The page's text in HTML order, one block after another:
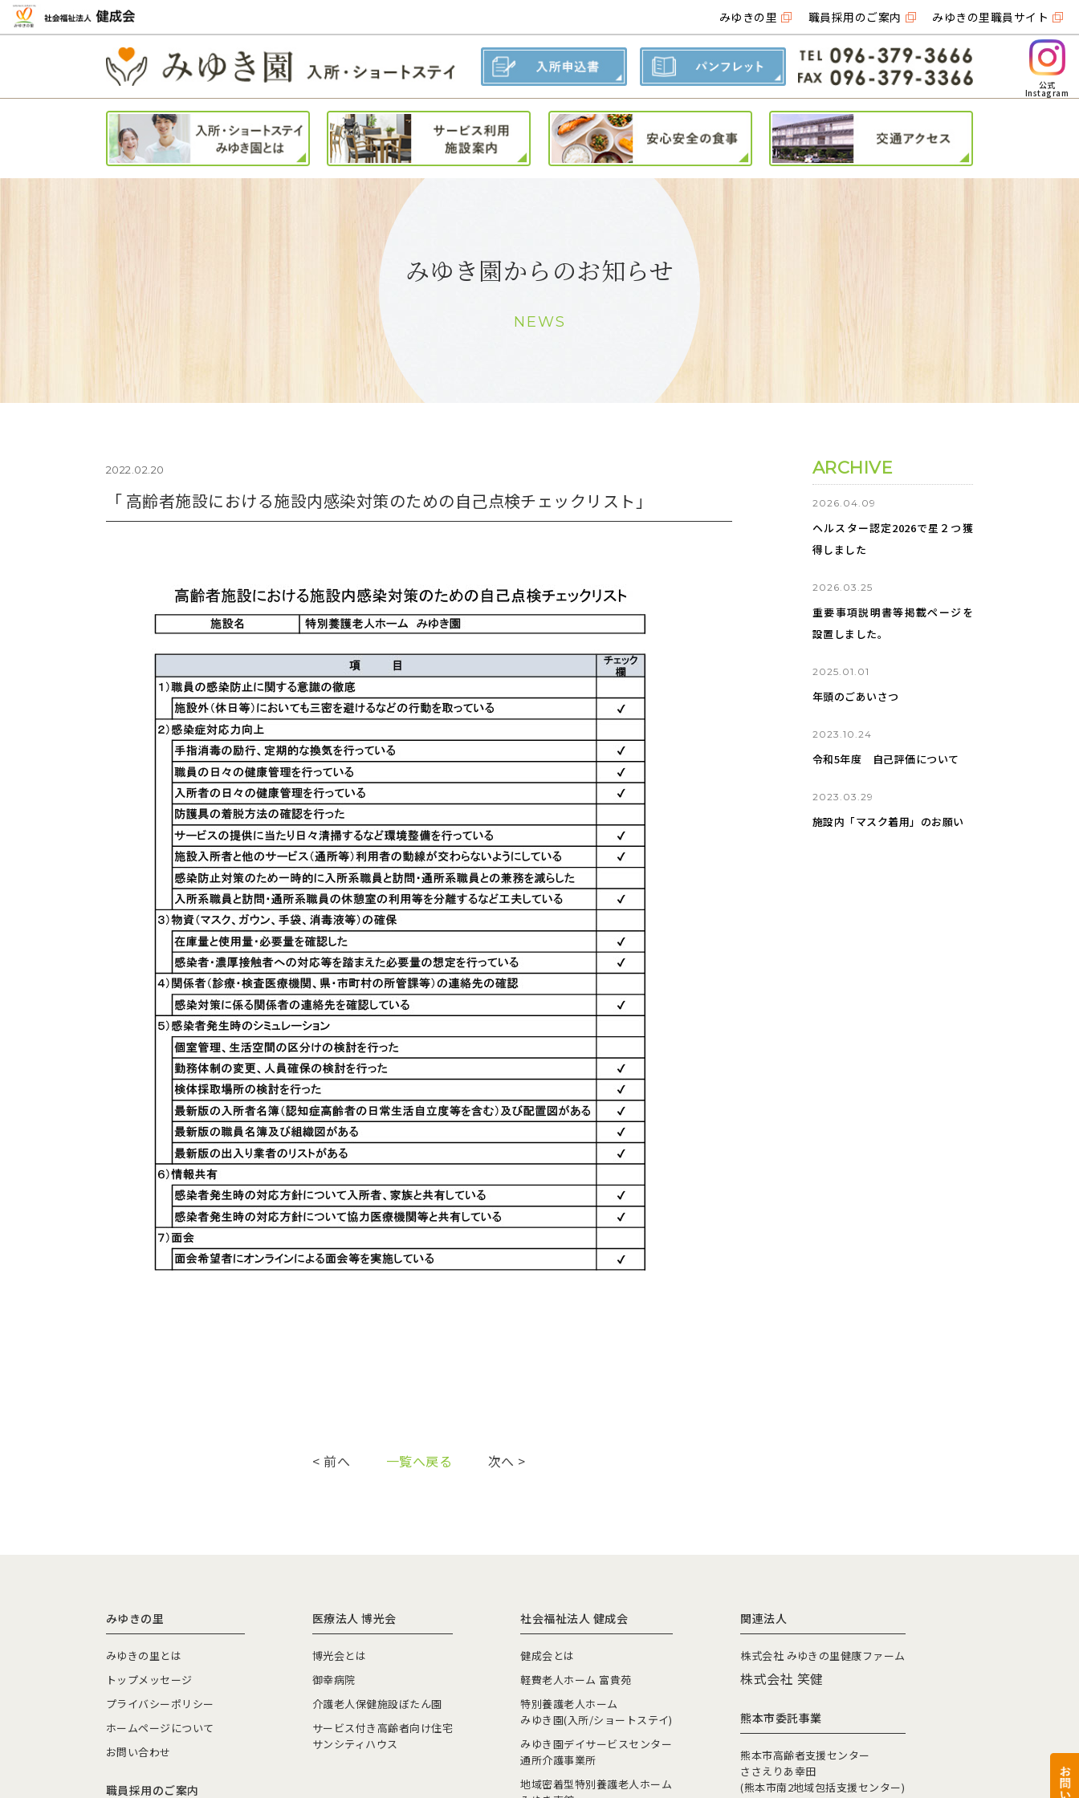
みゆきの里 職員採用のご案内 みゆきの里職員サイト
公式
Instagram
みゆき園からのお知らせ
NEWS
2022.02.20
「 高齢者施設における施設内感染対策のための自己点検チェックリスト」
< 前へ 一覧へ戻る 次へ >
ARCHIVE
2026.04.09
ヘルスター認定2026で星２つ獲
得しました
2026.03.25
重要事項説明書等掲載ページを
設置しました。
2025.01.01
年頭のごあいさつ
2023.10.24
令和5年度 自己評価について
2023.03.29
施設内「マスク着用」のお願い
みゆきの里
みゆきの里とは
トップメッセージ
プライバシーポリシー
ホームページについて
お問い合わせ
職員採用のご案内
医療法人 博光会
博光会とは
御幸病院
介護老人保健施設ぼたん園
サービス付き高齢者向け住宅
サンシティハウス
社会福祉法人 健成会
健成会とは
軽費老人ホーム 富貴苑
特別養護老人ホーム
みゆき園(入所/ショートステイ)
みゆき園デイサービスセンター
通所介護事業所
地域密着型特別養護老人ホーム
関連法人
株式会社 みゆきの里健康ファーム
株式会社 笑健
熊本市委託事業
熊本市高齢者支援センター
ささえりあ幸田
(熊本市南2地域包括支援センター)